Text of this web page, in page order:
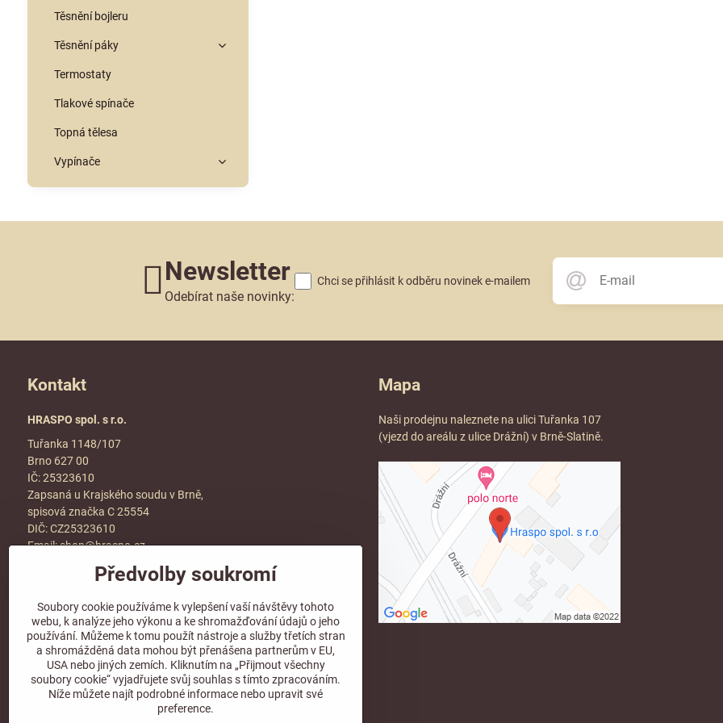
Těsnění bojleru
Těsnění páky
Termostaty
Tlakové spínače
Topná tělesa
Vypínače
Newsletter
Odebírat naše novinky:
Chci se přihlásit k odběru novinek e-mailem
Kontakt
HRASPO spol. s r.o.
Tuřanka 1148/107
Brno 627 00
IČ: 25323610
Zapsaná u Krajského soudu v Brně,
spisová značka C 25554
DIČ: CZ25323610
Email:shop@hraspo.cz
Obchodní podmínky
Více info v sekcikontakt
Sledujte naše sociální sítě!
Mapa
Naši prodejnu naleznete na ulici Tuřanka 107
(vjezd do areálu z ulice Drážní) v Brně-Slatině.
Předvolby soukromí
Soubory cookie používáme k vylepšení vaší návštěvy tohoto
webu, k analýze jeho výkonu a ke shromažďování údajů o jeho
používání. Můžeme k tomu použít nástroje a služby třetích stran
a shromážděná data mohou být přenášena partnerům v EU,
USA nebo jiných zemích. Kliknutím na „Přijmout všechny
soubory cookie“ vyjadřujete svůj souhlas s tímto zpracováním.
Níže můžete najít podrobné informace nebo upravit své
preference.